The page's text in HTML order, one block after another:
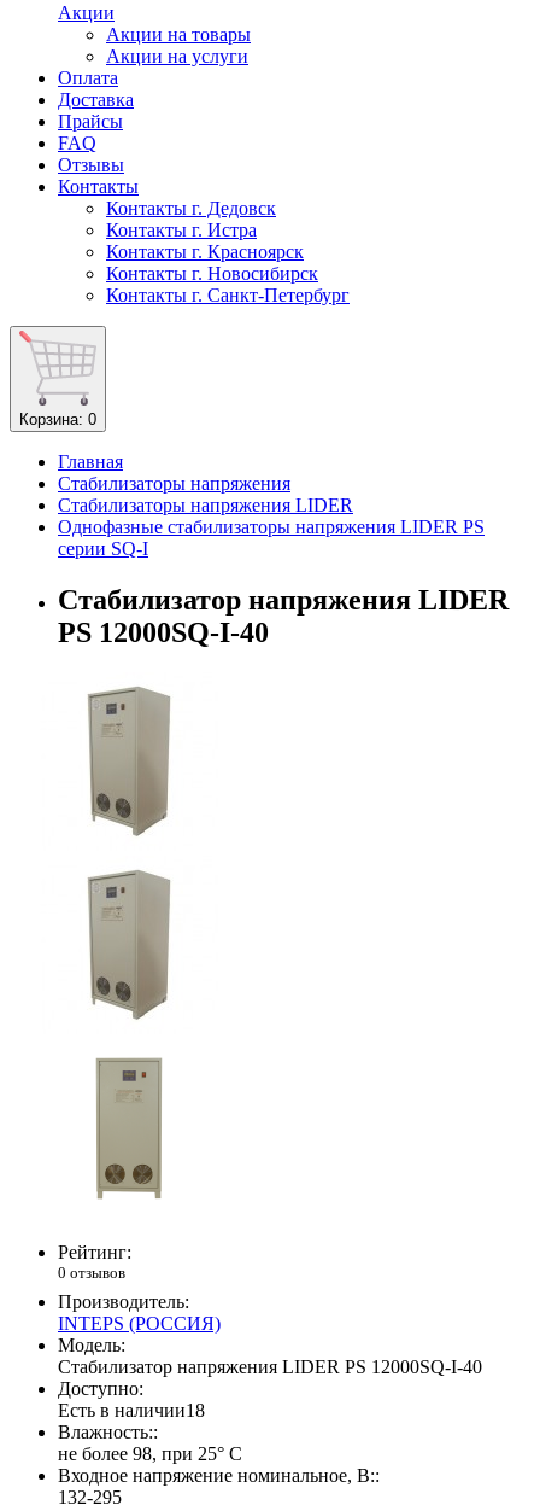
Акции
Акции на товары
Акции на услуги
Оплата
Доставка
Прайсы
FAQ
Отзывы
Контакты
Контакты г. Дедовск
Контакты г. Истра
Контакты г. Красноярск
Контакты г. Новосибирск
Контакты г. Санкт-Петербург
Корзина: 0
Главная
Стабилизаторы напряжения
Стабилизаторы напряжения LIDER
Однофазные стабилизаторы напряжения LIDER PS
серии SQ-I
Стабилизатор напряжения LIDER
PS 12000SQ-I-40
Рейтинг:
0 отзывов
Производитель:
INTEPS (РОССИЯ)
Модель:
Стабилизатор напряжения LIDER PS 12000SQ-I-40
Доступно:
Есть в наличии18
Влажность::
не более 98, при 25° С
Входное напряжение номинальное, В::
132-295